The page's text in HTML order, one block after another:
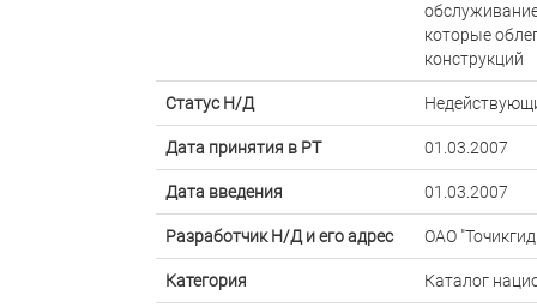
которые
конструкций
Статус Н/Д
Дата принятия в РТ 01.03.2007
Дата введения 01.03.2007
Разработчик Н/Д и его адрес ОАО
Категория Каталог